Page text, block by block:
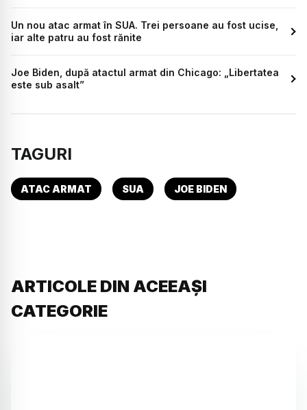
Un nou atac armat în SUA. Trei persoane au fost ucise,
iar alte patru au fost rănite
Joe Biden, după atactul armat din Chicago: „Libertatea
este sub asalt”
TAGURI
ATAC ARMAT SUA JOE BIDEN
ARTICOLE DIN ACEEAȘI
CATEGORIE